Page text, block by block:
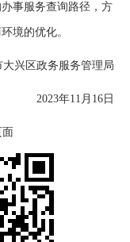
事服务查询路径，方
境的优化。
区政务服务管理局
2023年11月16日